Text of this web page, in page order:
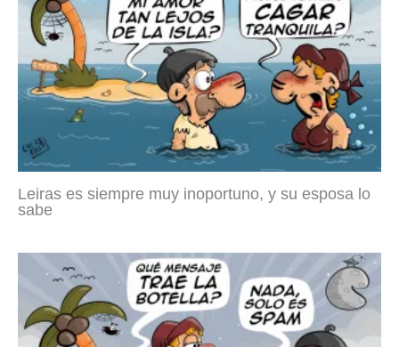
Leiras es siempre muy inoportuno, y su esposa lo
sabe